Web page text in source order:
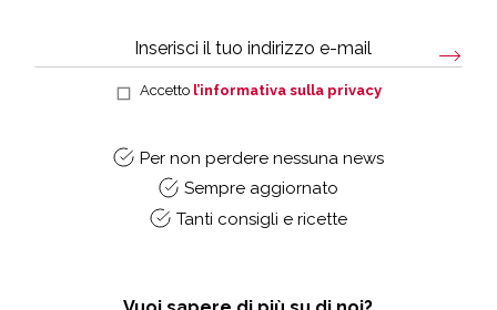
Accetto l’informativa sulla privacy
Per non perdere nessuna news
Sempre aggiornato
Tanti consigli e ricette